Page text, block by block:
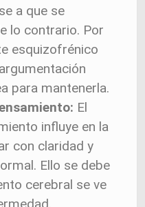
a que se
lo contrario. Por
esquizofrénico
para mantenerla.
El
influye en la
con claridad y
Ello se debe
cerebral se ve